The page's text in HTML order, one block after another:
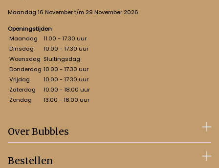
Maandag 16 November t/m 29 November 2026
Openingstijden
Maandag
11.00 - 17.30 uur
Dinsdag
10.00 - 17.30 uur
Woensdag Sluitingsdag
Donderdag 10.00 - 17.30 uur
Vrijdag
10.00 - 17.30 uur
Zaterdag
10.00 - 18.00 uur
Zondag
13.00 - 18.00 uur
Over Bubbles
Bestellen